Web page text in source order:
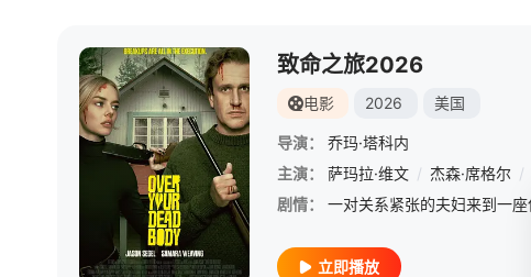
致命之旅2026
电影 2026 美国
导演：
乔玛·塔科内
主演：
萨玛拉·维文 / 杰森·席格尔 /
剧情：
立即播放